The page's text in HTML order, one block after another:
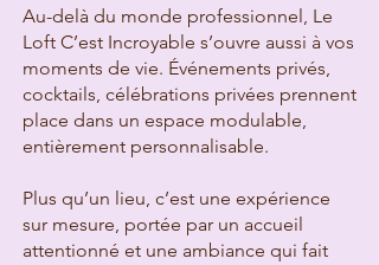
Au-delà du monde professionnel, Le
Loft C’est Incroyable s’ouvre aussi à vos
moments de vie. Événements privés,
cocktails, célébrations privées prennent
place dans un espace modulable,
entièrement personnalisable.
Plus qu’un lieu, c’est une expérience
sur mesure, portée par un accueil
attentionné et une ambiance qui fait